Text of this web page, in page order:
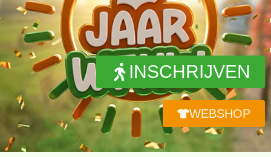
INSCHRIJVEN
WEBSHOP